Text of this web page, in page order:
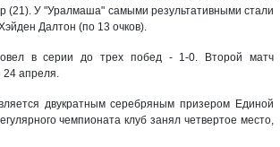
(21). У "Уралмаша" самыми результативными стали
Далтон (по 13 очков).
в серии до трех побед - 1-0. Второй матч
24 апреля.
двукратным серебряным призером Единой
чемпионата клуб занял четвертое место,